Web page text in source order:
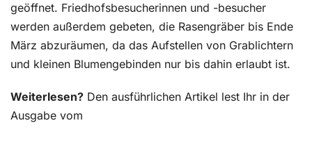
geöffnet. Friedhofsbesucherinnen und -besucher
werden außerdem gebeten, die Rasengräber bis Ende
März abzuräumen, da das Aufstellen von Grablichtern
und kleinen Blumengebinden nur bis dahin erlaubt ist.
Weiterlesen? Den ausführlichen Artikel lest Ihr in der
Ausgabe vom